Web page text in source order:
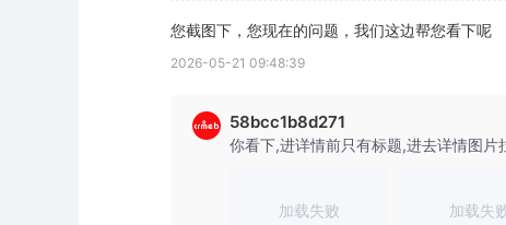
您截图下，您现在的问题，我们这边帮您看下呢
2026-05-21 09:48:39
58bcc1b8d271
你看下,进详情前只有标题,进去详情图
加载失败 加载失